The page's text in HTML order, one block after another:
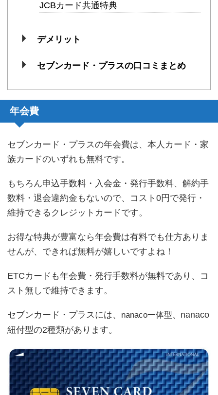
JCBカード共通特典
デメリット
セブンカード・プラスの口コミまとめ
年会費
セブンカード・プラスの年会費は、本人カード・家
族カードのいずれも無料です。
もちろん申込手数料・入会金・発行手数料、解約手
数料・退会違約金もないので、コスト0円で発行・
維持できるクレジットカードです。
お得な特典が豊富なら年会費は有料でも仕方ありま
せんが、できれば無料が嬉しいですよね！
ETCカードも年会費・発行手数料が無料であり、コ
スト無しで維持できます。
セブンカード・プラスには、 nanaco一体型、 nanaco
紐付型の2種類があります。